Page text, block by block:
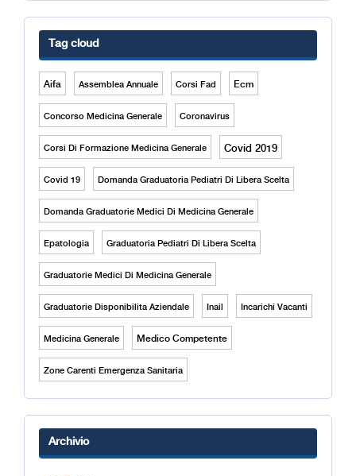
Tag cloud
Aifa Assemblea Annuale Corsi Fad Ecm
Concorso Medicina Generale Coronavirus
Corsi Di Formazione Medicina Generale Covid 2019
Covid 19 Domanda Graduatoria Pediatri Di Libera Scelta
Domanda Graduatorie Medici Di Medicina Generale
Epatologia Graduatoria Pediatri Di Libera Scelta
Graduatorie Medici Di Medicina Generale
Graduatorie Disponibilita Aziendale Inail Incarichi Vacanti
Medicina Generale Medico Competente
Zone Carenti Emergenza Sanitaria
Archivio